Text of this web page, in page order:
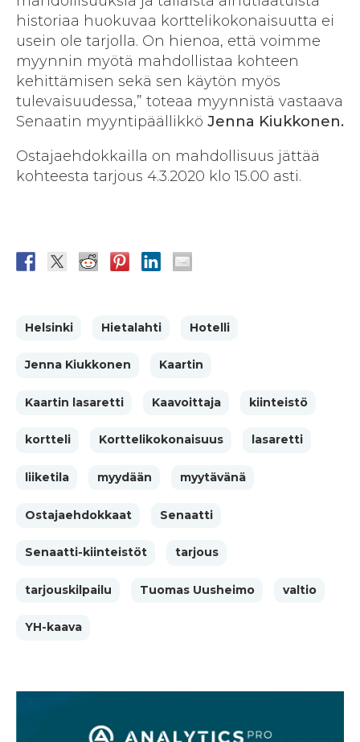
historiaa huokuvaa korttelikokonaisuutta ei
usein ole tarjolla. On hienoa, että voimme
myynnin myötä mahdollistaa kohteen
kehittämisen sekä sen käytön myös
tulevaisuudessa,” toteaa myynnistä vastaava
Senaatin myyntipäällikkö Jenna Kiukkonen.
Ostajaehdokkailla on mahdollisuus jättää
kohteesta tarjous 4.3.2020 klo 15.00 asti.
Helsinki Hietalahti Hotelli
Jenna Kiukkonen Kaartin
Kaartin lasaretti Kaavoittaja kiinteistö
kortteli Korttelikokonaisuus lasaretti
liiketila myydään myytävänä
Ostajaehdokkaat Senaatti
Senaatti-kiinteistöt tarjous
tarjouskilpailu Tuomas Uusheimo valtio
YH-kaava